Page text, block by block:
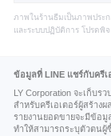
ภาพในร้านธีมเป็นภาพประ
และระบบปฏิบัติการ โปรดพิ
ข้อมูลที่ LINE แชร์กับครีเ
LY Corporation จะเก็บ
สำหรับครีเอเตอร์ผู้สร้างผ
รายงานยอดขายจะมีข้อ
ทำให้สามารถระบุตัวตนผู้